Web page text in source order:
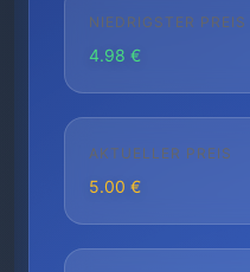
NIEDRIGSTER PREIS
4.98 €
AKTUELLER PREIS
5.00 €